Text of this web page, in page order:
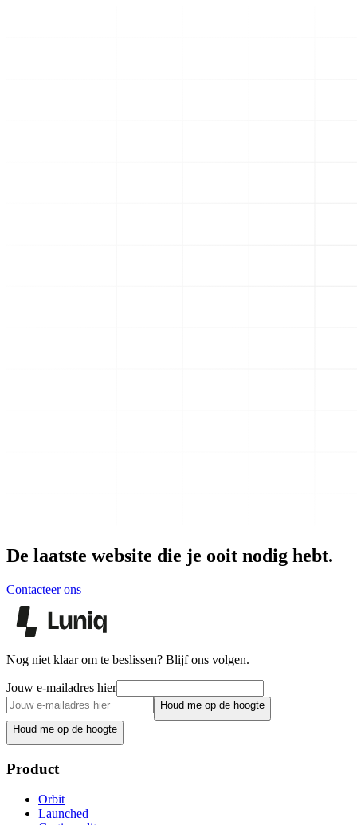
De laatste website die je ooit nodig hebt.
Contacteer ons
Nog niet klaar om te beslissen? Blijf ons volgen.
Jouw e-mailadres hier
Houd me op de hoogte
Houd me op de hoogte
Product
Orbit
Launched